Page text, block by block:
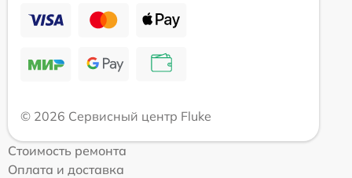
© 2026 Сервисный центр Fluke
Стоимость ремонта
Оплата и доставка